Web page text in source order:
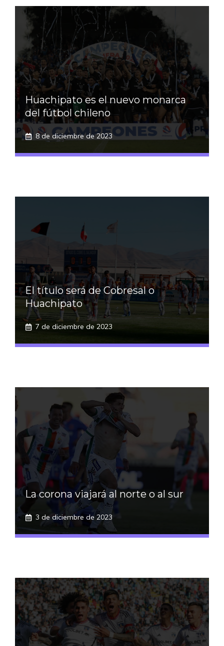
Huachipato es el nuevo monarca
del fútbol chileno
8 de diciembre de 2023
El título será de Cobresal o
Huachipato
7 de diciembre de 2023
La corona viajará al norte o al sur
3 de diciembre de 2023